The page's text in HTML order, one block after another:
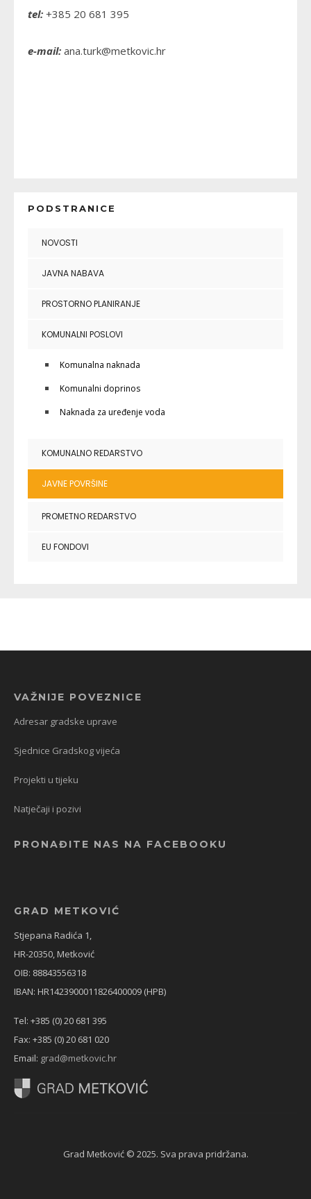
tel: +385 20 681 395
e-mail: ana.turk@metkovic.hr
PODSTRANICE
NOVOSTI
JAVNA NABAVA
PROSTORNO PLANIRANJE
KOMUNALNI POSLOVI
Komunalna naknada
Komunalni doprinos
Naknada za uređenje voda
KOMUNALNO REDARSTVO
JAVNE POVRŠINE
PROMETNO REDARSTVO
EU FONDOVI
VAŽNIJE POVEZNICE
Adresar gradske uprave
Sjednice Gradskog vijeća
Projekti u tijeku
Natječaji i pozivi
PRONAĐITE NAS NA FACEBOOKU
GRAD METKOVIĆ
Stjepana Radića 1,
HR-20350, Metković
OIB: 88843556318
IBAN: HR1423900011826400009 (HPB)
Tel: +385 (0) 20 681 395
Fax: +385 (0) 20 681 020
Email: grad@metkovic.hr
Grad Metković © 2025. Sva prava pridržana.